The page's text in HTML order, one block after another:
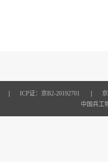
ICP证：京B2-20192701
中国兵工